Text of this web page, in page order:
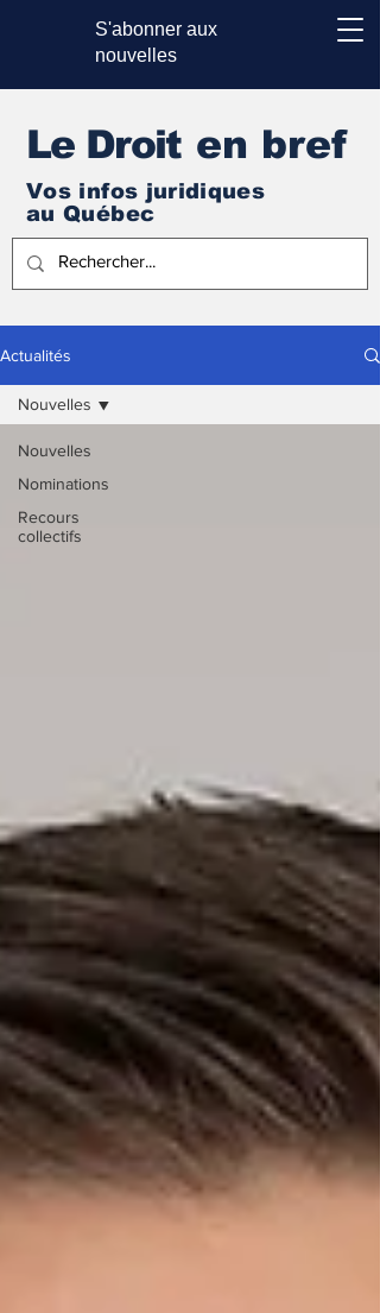
S'abonner aux
nouvelles
Le Droit en bref
Vos infos juridiques
au Québec
Actualités
Nouvelles
Nominations
Recours
collectifs
Nouvelles